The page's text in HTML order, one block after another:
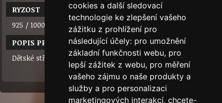
cookies a další sledovací
technologie ke zlepšení vašeho
zážitku z prohlížení pro
následující účely: pro umožnění
základní funkčnosti webu, pro
lepší zážitek z webu, pro měření
vašeho zájmu o naše produkty a
služby a pro personalizaci
marketingových interakcí, chcete-
RYZOST
925 / 1000
POPIS PRODUKTU
Dětské stříbrné náušnice s kamenem